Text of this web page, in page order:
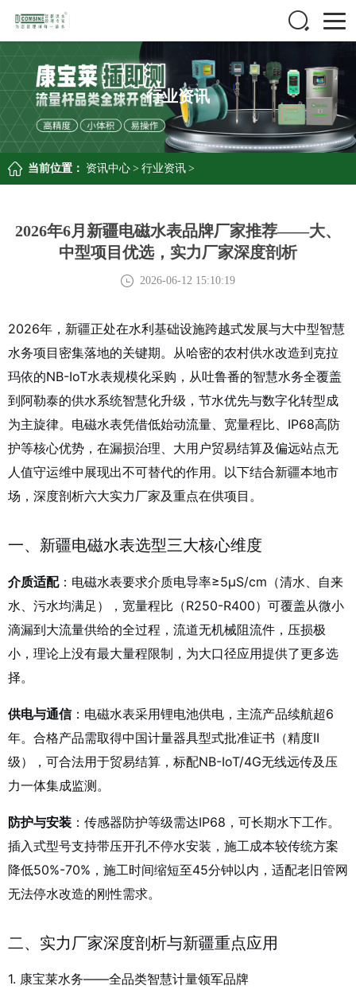
行业资讯
当前位置： 资讯中心 > 行业资讯 >
2026年6月新疆电磁水表品牌厂家推荐——大、
中型项目优选，实力厂家深度剖析
2026-06-12 15:10:19
2026年，新疆正处在水利基础设施跨越式发展与大中型智慧
水务项目密集落地的关键期。从哈密的农村供水改造到克拉
玛依的NB-IoT水表规模化采购，从吐鲁番的智慧水务全覆盖
到阿勒泰的供水系统智慧化升级，节水优先与数字化转型成
为主旋律。电磁水表凭借低始动流量、宽量程比、IP68高防
护等核心优势，在漏损治理、大用户贸易结算及偏远站点无
人值守运维中展现出不可替代的作用。以下结合新疆本地市
场，深度剖析六大实力厂家及重点在供项目。
一、新疆电磁水表选型三大核心维度
介质适配：电磁水表要求介质电导率≥5μS/cm（清水、自来
水、污水均满足），宽量程比（R250-R400）可覆盖从微小
滴漏到大流量供给的全过程，流道无机械阻流件，压损极
小，理论上没有最大量程限制，为大口径应用提供了更多选
择。
供电与通信：电磁水表采用锂电池供电，主流产品续航超6
年。合格产品需取得中国计量器具型式批准证书（精度II
级），可合法用于贸易结算，标配NB-IoT/4G无线远传及压
力一体集成监测。
防护与安装 ：传感器防护等级需达IP68，可长期水下工作。
插入式型号支持带压开孔不停水安装，施工成本较传统方案
降低50%-70%，施工时间缩短至45分钟以内，适配老旧管网
无法停水改造的刚性需求。
二、实力厂家深度剖析与新疆重点应用
1. 康宝莱水务——全品类智慧计量领军品牌